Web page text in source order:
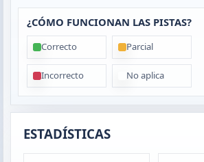
¿CÓMO FUNCIONAN LAS PISTAS?
Correcto Parcial
Incorrecto No aplica
ESTADÍSTICAS